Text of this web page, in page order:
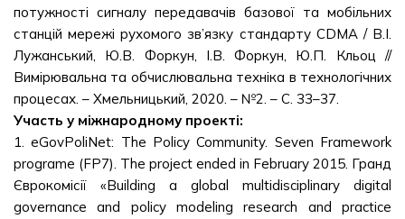
потужності сигналу передавачів базової та мобільних
станцій мережі рухомого зв’язку стандарту CDMA / В.І.
Лужанський, Ю.В. Форкун, І.В. Форкун, Ю.П. Кльоц //
Вимірювальна та обчислювальна техніка в технологічних
процесах. – Хмельницький, 2020. – №2. – С. 33–37.
Участь у міжнародному проекті:
1. eGovPoliNet: The Policy Community. Seven Framework
programe (FP7). The project ended in February 2015. Гранд
Єврокомісії «Building a global multidisciplinary digital
governance and policy modeling research and practice